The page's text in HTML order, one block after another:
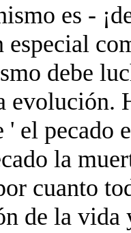
es -
especial
debe
evolución.
' el pecado
la
cuanto
de la vida